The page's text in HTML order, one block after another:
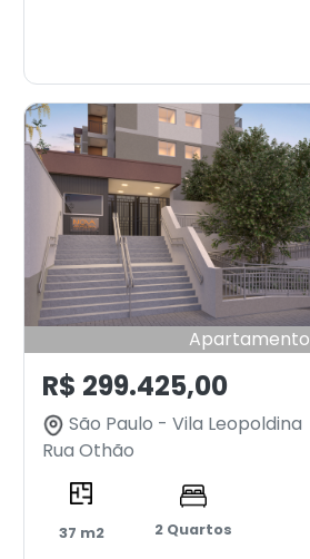
Apartamento
R$ 299.425,00
São Paulo - Vila Leopoldina
Rua Othão
37 m2 2 Quartos